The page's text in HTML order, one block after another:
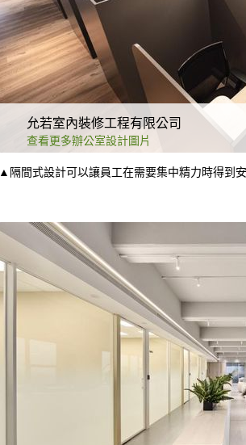
允若室內裝修工程有限公司
查看更多辦公室設計圖片
▲隔間式設計可以讓員工在需要集中精力時得到安